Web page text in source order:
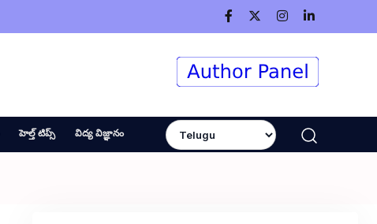
హెల్త్ టిప్స్ విద్య విజ్ఞానం